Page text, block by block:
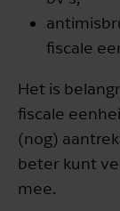
fiscale
Het is
fiscale
(nog)
beter kunt
mee.